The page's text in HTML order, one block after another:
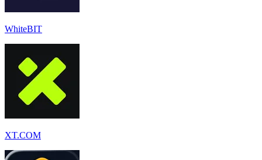
WhiteBIT
XT.COM